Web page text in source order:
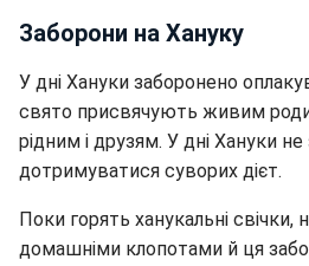
Заборони на Хануку
У дні Хануки заборонено
свято присвячують живим
рідним і друзям. У дні Хануки
дотримуватися суворих дієт.
Поки горять ханукальні
домашніми клопотами й ця